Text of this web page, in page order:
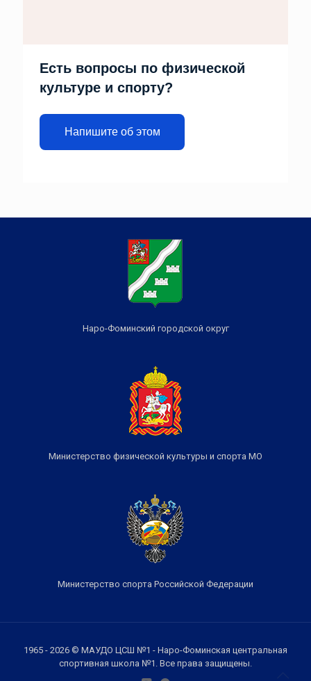
Есть вопросы по физической
культуре и спорту?
Напишите об этом
Наро-Фоминский городской округ
Министерство физической культуры и спорта МО
Министерство спорта Российской Федерации
1965 - 2026 © МАУДО ЦСШ №1 - Наро-Фоминская центральная
спортивная школа №1. Все права защищены.